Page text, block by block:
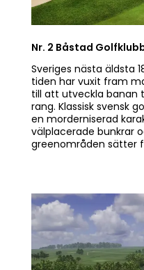
Nr. 2 Båstad
Sveriges nästa äldsta
tiden har vuxit fram
till att utveckla banan
rang. Klassisk svensk
en morderniserad
välplacerade bunkrar
greenområden sätter